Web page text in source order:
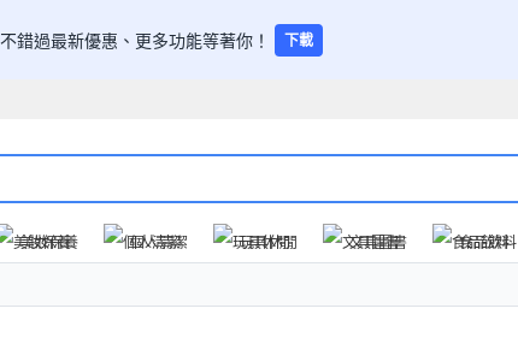
不錯過最新優惠、更多功能等著你！ 下載
美妝保養 個人清潔 玩具休閒 文具圖書 食品飲料